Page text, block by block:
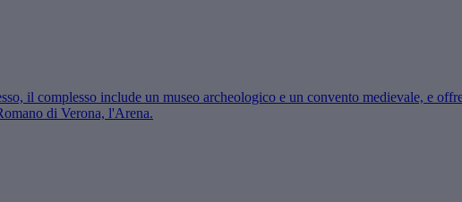
il complesso include un museo archeologico e un convento medievale, e
di Verona, l'Arena.